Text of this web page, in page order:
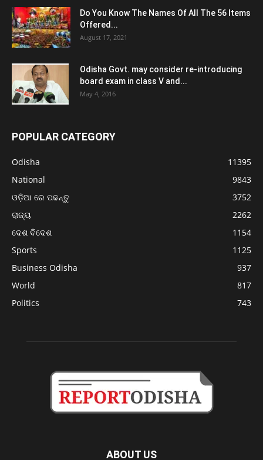
Do You Know The Names Of All The 56 Items
Offered...
August 17, 2021
Odisha Govt. may consider re-introducing
board exam in class V and...
May 4, 2016
POPULAR CATEGORY
Odisha
11395
National
9843
ଓଡ଼ିଆ ରେ ପଢନ୍ତୁ
3752
ରାଜ୍ୟ
2262
ଦେଶ ବିଦେଶ
1154
Sports
1125
Business Odisha
937
World
817
Politics
743
ABOUT US